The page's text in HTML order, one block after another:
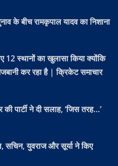
के बीच रामकृपाल यादव का निशाना
स्थानों का खुलासा किया क्योंकि
कर रहा है | क्रिकेट समाचार
पार्टी ने दी सलाह, ‘जिस तरह…’
सचिन, युवराज और सूर्या ने किए